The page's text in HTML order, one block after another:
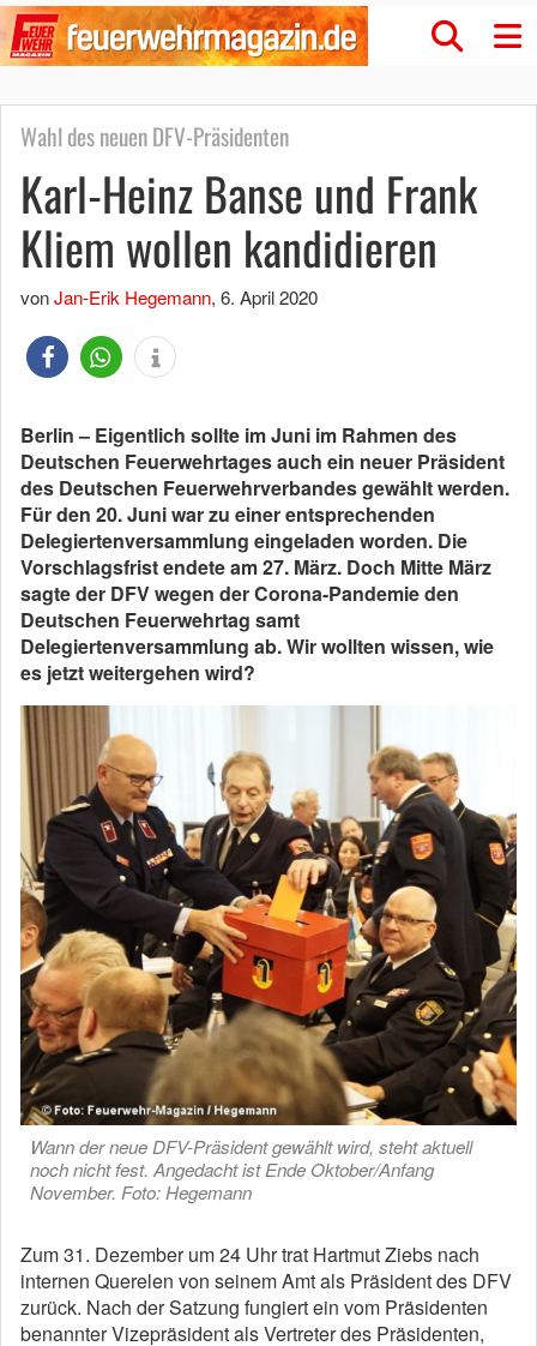
Wahl des neuen DFV-Präsidenten
Karl-Heinz Banse und Frank
Kliem wollen kandidieren
vonJan-Erik Hegemann, 6. April 2020
Berlin – Eigentlich sollte im Juni im Rahmen des
Deutschen Feuerwehrtages auch ein neuer Präsident
des Deutschen Feuerwehrverbandes gewählt werden.
Für den 20. Juni war zu einer entsprechenden
Delegiertenversammlung eingeladen worden. Die
Vorschlagsfrist endete am 27. März. Doch Mitte März
sagte der DFV wegen der Corona-Pandemie den
Deutschen Feuerwehrtag samt
Delegiertenversammlung ab. Wir wollten wissen, wie
es jetzt weitergehen wird?
Wann der neue DFV-Präsident gewählt wird, steht aktuell
noch nicht fest. Angedacht ist Ende Oktober/Anfang
November. Foto: Hegemann
Zum 31. Dezember um 24 Uhr trat Hartmut Ziebs nach
internen Querelen von seinem Amt als Präsident des DFV
zurück. Nach der Satzung fungiert ein vom Präsidenten
benannter Vizepräsident als Vertreter des Präsidenten,